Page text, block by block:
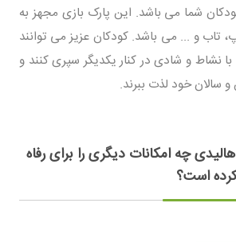
شما می باشد. این پارک بازی مجهز به
تاب و ... می باشد. کودکان عزیز می توانند
نشاط و شادی در کنار یکدیگر سپری کنند و
سالان خود لذت ببرند.
چه امکانات دیگری را برای رفاه
است؟